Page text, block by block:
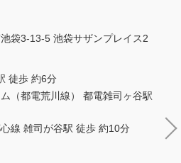
袋3-13-5 池袋サザンプレイス2
徒歩 約6分
（都電荒川線） 都電雑司ヶ谷駅
線 雑司が谷駅 徒歩 約10分